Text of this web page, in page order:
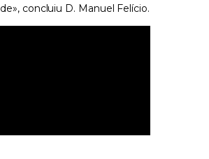
concluiu D. Manuel Felício.